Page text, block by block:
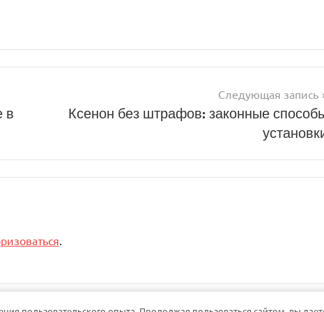
в
Следующая запись
Ксенон без штрафов: законные